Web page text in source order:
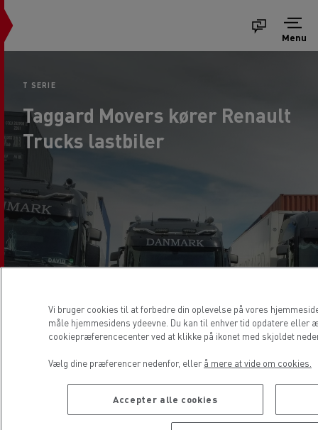
Menu
T SERIE
Taggard Movers kører Renault
Trucks lastbiler
Vi bruger cookies til at forbedre din oplevelse på vores
måle hjemmesidens ydeevne. Du kan til enhver tid opdatere
cookiepræferencecenter ved at klikke på ikonet med skjoldet
Vælg dine præferencer nedenfor, eller å mere at vide om cookies.
Accepter alle cookies